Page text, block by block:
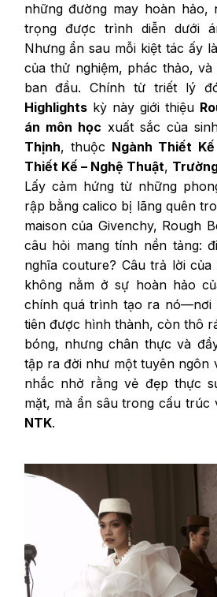
những đường may hoàn hảo,
trọng được trình diễn dưới
Nhưng ẩn sau mỗi kiệt tác ấy
của thử nghiệm, phác thảo,
ban đầu. Chính từ triết lý
Highlightskỳ này giới thiệu
án môn học xuất sắc của
Thịnh, thuộc Ngành Thiết
Thiết Kế – Nghệ Thuật,
Lấy cảm hứng từ những
rập bằng calico bị lãng quên
maison của Givenchy, Rough
câu hỏi mang tính nền tảng:
nghĩa couture? Câu trả lời
không nằm ở sự hoàn hảo
chính quá trình tạo ra nó—nơi
tiên được hình thành, còn thô
bóng, nhưng chân thực và
tập ra đời như một tuyên ngôn
nhắc nhở rằng vẻ đẹp thực
mặt, mà ẩn sâu trong cấu trúc
NTK.